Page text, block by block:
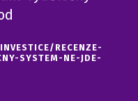
RECENZE-
SYSTEM-NE-JDE-